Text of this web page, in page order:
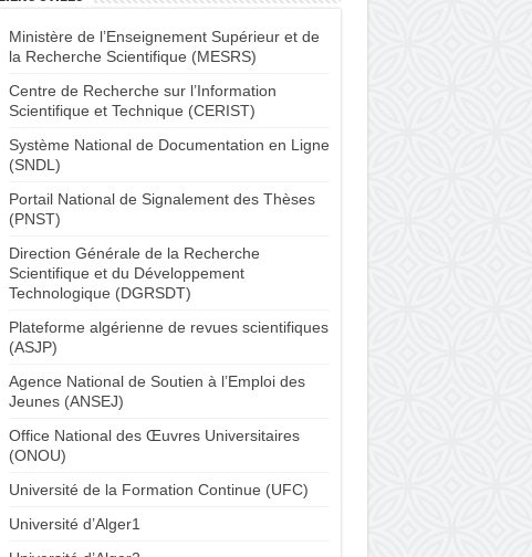
Ministère de l’Enseignement Supérieur et de
la Recherche Scientifique (MESRS)
Centre de Recherche sur l’Information
Scientifique et Technique (CERIST)
Système National de Documentation en Ligne
(SNDL)
Portail National de Signalement des Thèses
(PNST)
Direction Générale de la Recherche
Scientifique et du Développement
Technologique (DGRSDT)
Plateforme algérienne de revues scientifiques
(ASJP)
Agence National de Soutien à l’Emploi des
Jeunes (ANSEJ)
Office National des Œuvres Universitaires
(ONOU)
Université de la Formation Continue (UFC)
Université d’Alger1